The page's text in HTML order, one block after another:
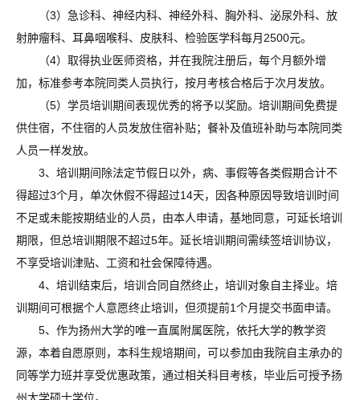
（3）急诊科、神经内科、神经外科、胸外科、泌尿外科、放
射肿瘤科、耳鼻咽喉科、皮肤科、检验医学科每月2500元。
（4）取得执业医师资格，并在我院注册后，每个月额外增
加，标准参考本院同类人员执行，按月考核合格后于次月发放。
（5）学员培训期间表现优秀的将予以奖励。培训期间免费提
供住宿，不住宿的人员发放住宿补贴；餐补及值班补助与本院同类
人员一样发放。
3、培训期间除法定节假日以外，病、事假等各类假期合计不
得超过3个月，单次休假不得超过14天，因各种原因导致培训时间
不足或未能按期结业的人员，由本人申请，基地同意，可延长培训
期限，但总培训期限不超过5年。延长培训期间需续签培训协议，
不享受培训津贴、工资和社会保障待遇。
4、培训结束后，培训合同自然终止，培训对象自主择业。培
训期间可根据个人意愿终止培训，但须提前1个月提交书面申请。
5、作为扬州大学的唯一直属附属医院，依托大学的教学资
源，本着自愿原则，本科生规培期间，可以参加由我院自主承办的
同等学力班并享受优惠政策，通过相关科目考核，毕业后可授予扬